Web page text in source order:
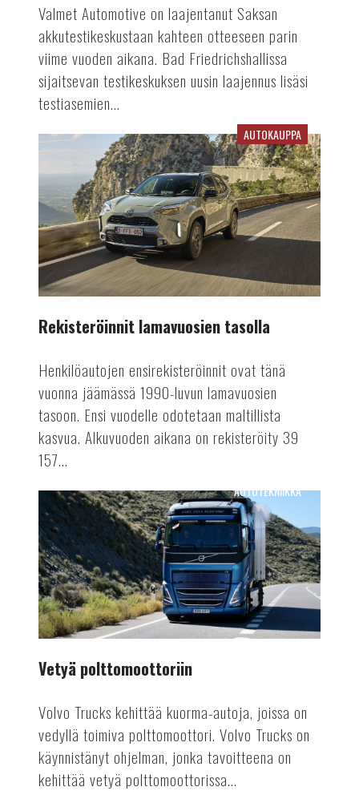
Valmet Automotive on laajentanut Saksan
akkutestikeskustaan kahteen otteeseen parin
viime vuoden aikana. Bad Friedrichshallissa
sijaitsevan testikeskuksen uusin laajennus lisäsi
testiasemien...
Rekisteröinnit
lamavuosien
tasolla
AUTOKAUPPA
Rekisteröinnit lamavuosien tasolla
Henkilöautojen ensirekisteröinnit ovat tänä
vuonna jäämässä 1990-luvun lamavuosien
tasoon. Ensi vuodelle odotetaan maltillista
kasvua. Alkuvuoden aikana on rekisteröity 39
157...
Vetyä
polttomoottoriin
AUTOTEKNIIKKA
Vetyä polttomoottoriin
Volvo Trucks kehittää kuorma-autoja, joissa on
vedyllä toimiva polttomoottori. Volvo Trucks on
käynnistänyt ohjelman, jonka tavoitteena on
kehittää vetyä polttomoottorissa...